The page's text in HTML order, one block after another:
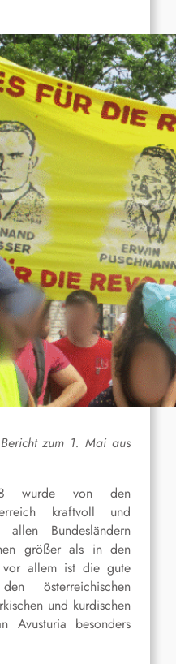
zum 1. Mai aus
wurde von den
kraftvoll und
Bundesländern
größer als in den
vor allem ist die gute
österreichischen
und kurdischen
Avusturia besonders